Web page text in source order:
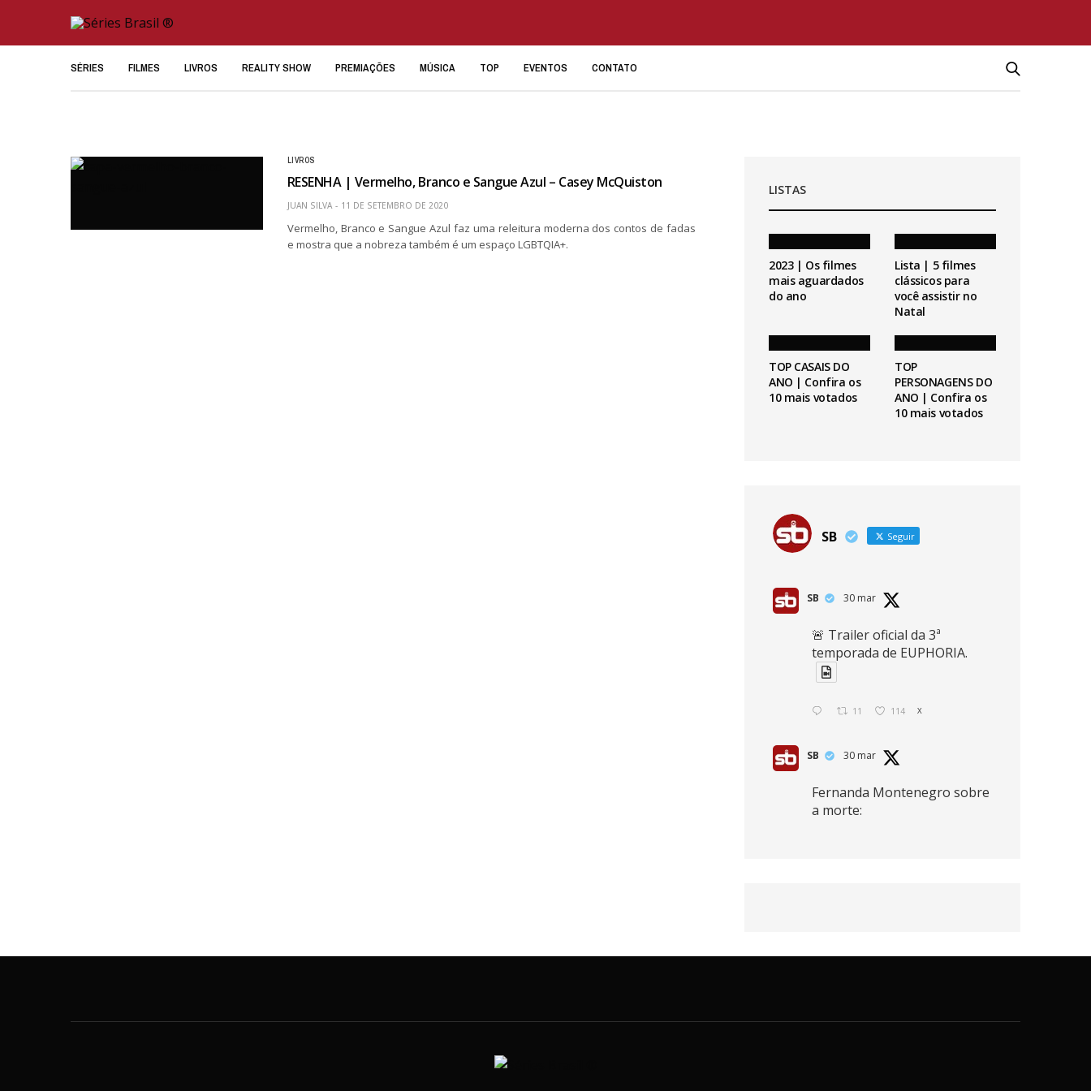
SÉRIES FILMES LIVROS REALITY SHOW PREMIAÇÕES MÚSICA TOP EVENTOS CONTATO
LIVROS
RESENHA | Vermelho, Branco e Sangue Azul – Casey McQuiston
JUAN SILVA 11 DE SETEMBRO DE 2020
Vermelho, Branco e Sangue Azul faz uma releitura moderna dos contos de fadas
e mostra que a nobreza também é um espaço LGBTQIA+.
LISTAS
2023 | Os filmes
mais aguardados
do ano
Lista | 5 filmes
clássicos para
você assistir no
Natal
TOP CASAIS DO
ANO | Confira os
10 mais votados
TOP
PERSONAGENS DO
ANO | Confira os
10 mais votados
SB Seguir
SB 30 mar
🚨 Trailer oficial da 3ª
temporada de EUPHORIA.
11 114 X
SB 30 mar
Fernanda Montenegro sobre
a morte:
SB 30 mar